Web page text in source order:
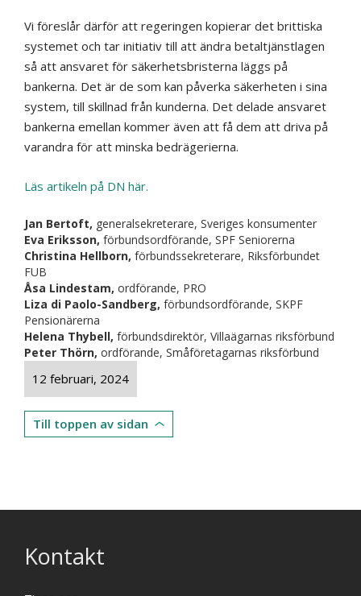
Vi föreslår därför att regeringen kopierar det brittiska
systemet och tar initiativ till att ändra betaltjänstlagen
så att ansvaret för säkerhetsbristerna läggs på
bankerna. Det är de som kan påverka säkerheten i sina
system, till skillnad från kunderna. Det delade ansvaret
bankerna emellan kommer även att få dem att driva på
varandra för att minska bedrägerierna.
Läs artikeln på DN här.
Jan Bertoft, generalsekreterare, Sveriges konsumenter
Eva Eriksson, förbundsordförande, SPF Seniorerna
Christina Hellborn, förbundssekreterare, Riksförbundet
FUB
Åsa Lindestam, ordförande, PRO
Liza di Paolo-Sandberg, förbundsordförande, SKPF
Pensionärerna
Helena Thybell, förbundsdirektör, Villaägarnas riksförbund
Peter Thörn, ordförande, Småföretagarnas riksförbund
12 februari, 2024
Till toppen av sidan
Kontakt